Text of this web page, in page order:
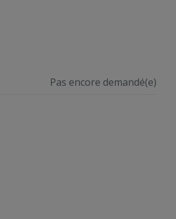
Pas encore demandé(e)